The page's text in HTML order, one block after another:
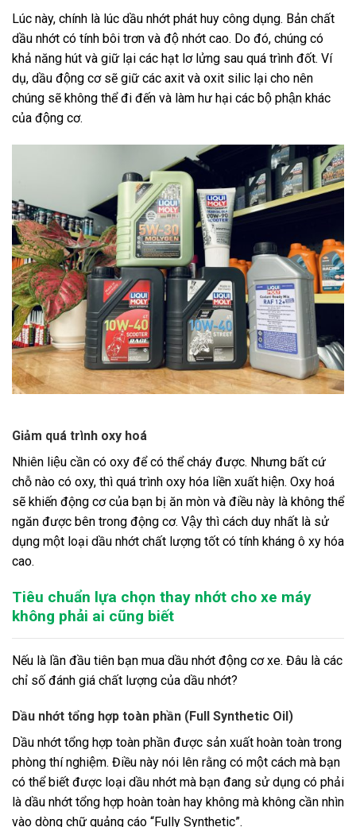
Lúc này, chính là lúc dầu nhớt phát huy công dụng. Bản chất
dầu nhớt có tính bôi trơn và độ nhớt cao. Do đó, chúng có
khả năng hút và giữ lại các hạt lơ lửng sau quá trình đốt. Ví
dụ, dầu động cơ sẽ giữ các axit và oxit silic lại cho nên
chúng sẽ không thể đi đến và làm hư hại các bộ phận khác
của động cơ.
Giảm quá trình oxy hoá
Nhiên liệu cần có oxy để có thể cháy được. Nhưng bất cứ
chỗ nào có oxy, thì quá trình oxy hóa liền xuất hiện. Oxy hoá
sẽ khiến động cơ của bạn bị ăn mòn và điều này là không thể
ngăn được bên trong động cơ. Vậy thì cách duy nhất là sử
dụng một loại dầu nhớt chất lượng tốt có tính kháng ô xy hóa
cao.
Tiêu chuẩn lựa chọn thay nhớt cho xe máy
không phải ai cũng biết
Nếu là lần đầu tiên bạn mua dầu nhớt động cơ xe. Đâu là các
chỉ số đánh giá chất lượng của dầu nhớt?
Dầu nhớt tổng hợp toàn phần (Full Synthetic Oil)
Dầu nhớt tổng hợp toàn phần được sản xuất hoàn toàn trong
phòng thí nghiệm. Điều này nói lên rằng có một cách mà bạn
có thể biết được loại dầu nhớt mà bạn đang sử dụng có phải
là dầu nhớt tổng hợp hoàn toàn hay không mà không cần nhìn
vào dòng chữ quảng cáo “Fully Synthetic”.